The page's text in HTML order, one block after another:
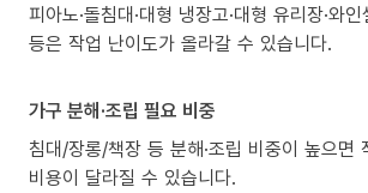
피아노·돌침대·대형 냉장고·대형 유리장·와
등은 작업 난이도가 올라갈 수 있습니다.
가구 분해·조립 필요 비중
침대/장롱/책장 등 분해·조립 비중이 높으면
비용이 달라질 수 있습니다.